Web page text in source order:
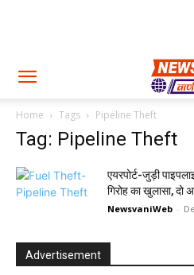
Home Tags Pipeline Theft
Tag: Pipeline Theft
एयरपोर्ट-जुड़ी
गिरोह का खुलासा, दो
NewsvaniWeb -
Advertisement